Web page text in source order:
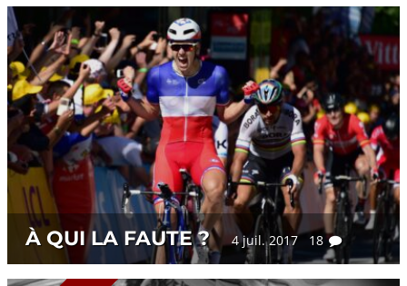
À QUI LA FAUTE ? 4 juil. 2017 18